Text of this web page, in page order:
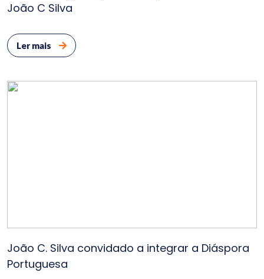
João C Silva
Ler mais
João C. Silva convidado a integrar a Diáspora
Portuguesa